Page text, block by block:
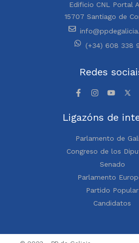
Edificio CNL Portal
15707 Santiago de
(+34) 608 338
Redes
Ligazóns de
Parlamento de
Congreso de los
Senado
Parlamento
Partido Popular
Candidatos